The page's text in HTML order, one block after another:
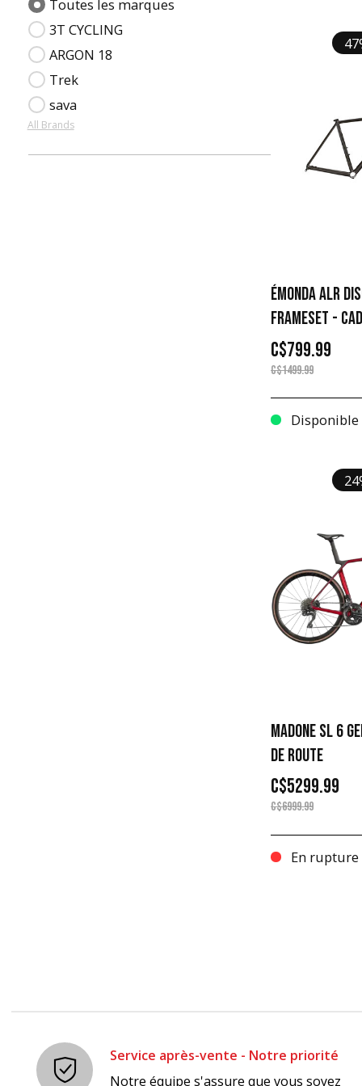
Matte Deep Smoke
Dark Aquatic
Crimson to Dark Carmine Fade
Plasma Grey Pearl
Toutes les marques
3T CYCLING
ARGON 18
Trek
sava
All Brands
ÉMONDA ALR
FRAMESET -
C$799.99
C$1499.99
Disponible
MADONE SL 6
DE ROUTE
C$5299.99
C$6999.99
En rupture
Service après-vente - Notre priorité
Notre équipe s'assure que vous soyez